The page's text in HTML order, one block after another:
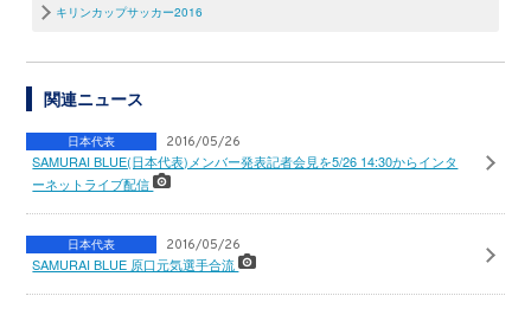
キリンカップサッカー2016
関連ニュース
日本代表 2016/05/26
SAMURAI BLUE(日本代表)メンバー発表記者会見を5/26 14:30からインタ
ーネットライブ配信
日本代表 2016/05/26
SAMURAI BLUE 原口元気選手合流